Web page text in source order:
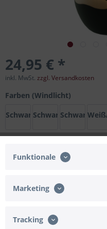
24,95 € *
inkl. MwSt. zzgl. Versandkosten
Farben (Windlicht)
Schwarz/GoldSchwarz/Silber
Schwarz/
Funktionale
Marketing
Tracking